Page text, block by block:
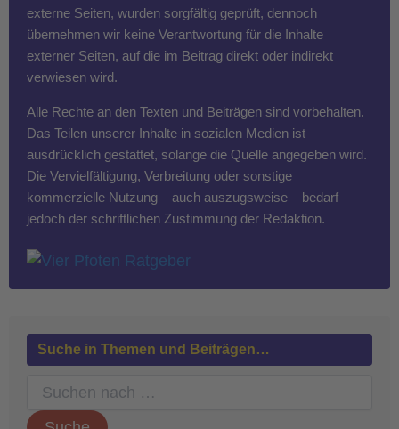
externe Seiten, wurden sorgfältig geprüft, dennoch
übernehmen wir keine Verantwortung für die Inhalte
externer Seiten, auf die im Beitrag direkt oder indirekt
verwiesen wird.
Alle Rechte an den Texten und Beiträgen sind vorbehalten.
Das Teilen unserer Inhalte in sozialen Medien ist
ausdrücklich gestattet, solange die Quelle angegeben wird.
Die Vervielfältigung, Verbreitung oder sonstige
kommerzielle Nutzung – auch auszugsweise – bedarf
jedoch der schriftlichen Zustimmung der Redaktion.
Suche in Themen und Beiträgen…
c